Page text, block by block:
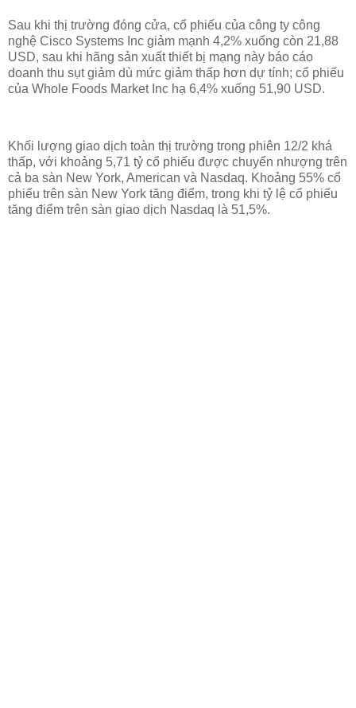
Sau khi thị trường đóng cửa, cổ phiếu của công ty công
nghệ Cisco Systems Inc giảm mạnh 4,2% xuống còn 21,88
USD, sau khi hãng sản xuất thiết bị mạng này báo cáo
doanh thu sụt giảm dù mức giảm thấp hơn dự tính; cổ phiếu
của Whole Foods Market Inc hạ 6,4% xuống 51,90 USD.
Khối lượng giao dịch toàn thị trường trong phiên 12/2 khá
thấp, với khoảng 5,71 tỷ cổ phiếu được chuyển nhượng trên
cả ba sàn New York, American và Nasdaq. Khoảng 55% cổ
phiếu trên sàn New York tăng điểm, trong khi tỷ lệ cổ phiếu
tăng điểm trên sàn giao dịch Nasdaq là 51,5%.